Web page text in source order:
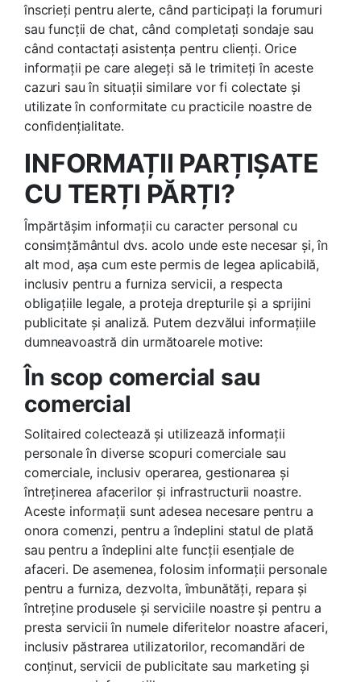
înscrieți pentru alerte, când participați la forumuri
sau funcții de chat, când completați sondaje sau
când contactați asistența pentru clienți. Orice
informații pe care alegeți să le trimiteți în aceste
cazuri sau în situații similare vor fi colectate și
utilizate în conformitate cu practicile noastre de
confidențialitate.
INFORMAȚII PARȚIȘATE
CU TERȚI PĂRȚI?
Împărtășim informații cu caracter personal cu
consimțământul dvs. acolo unde este necesar și, în
alt mod, așa cum este permis de legea aplicabilă,
inclusiv pentru a furniza servicii, a respecta
obligațiile legale, a proteja drepturile și a sprijini
publicitate și analiză. Putem dezvălui informațiile
dumneavoastră din următoarele motive:
În scop comercial sau
comercial
Solitaired colectează și utilizează informații
personale în diverse scopuri comerciale sau
comerciale, inclusiv operarea, gestionarea și
întreținerea afacerilor și infrastructurii noastre.
Aceste informații sunt adesea necesare pentru a
onora comenzi, pentru a îndeplini statul de plată
sau pentru a îndeplini alte funcții esențiale de
afaceri. De asemenea, folosim informații personale
pentru a furniza, dezvolta, îmbunătăți, repara și
întreține produsele și serviciile noastre și pentru a
presta servicii în numele diferitelor noastre afaceri,
inclusiv păstrarea utilizatorilor, recomandări de
conținut, servicii de publicitate sau marketing și